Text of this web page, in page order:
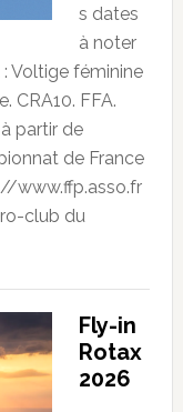
s dates
à noter
Voltige féminine
CRA10. FFA.
partir de
de France
www.ffp.asso.fr
club du
Fly-in
Rotax
2026